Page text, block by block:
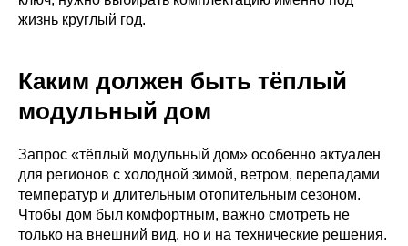
жизнь круглый год.
Каким должен быть тёплый
модульный дом
Запрос «тёплый модульный дом» особенно актуален
для регионов с холодной зимой, ветром, перепадами
температур и длительным отопительным сезоном.
Чтобы дом был комфортным, важно смотреть не
только на внешний вид, но и на технические решения.